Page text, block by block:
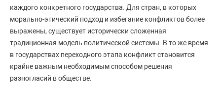
каждого конкретного государства. Для стран, в которых
морально-этический подход и избегание конфликтов более
выражены, существует исторически сложенная
традиционная модель политической системы. В то же время
в государствах переходного этапа конфликт становится
крайне важным необходимым способом решения
разногласий в обществе.